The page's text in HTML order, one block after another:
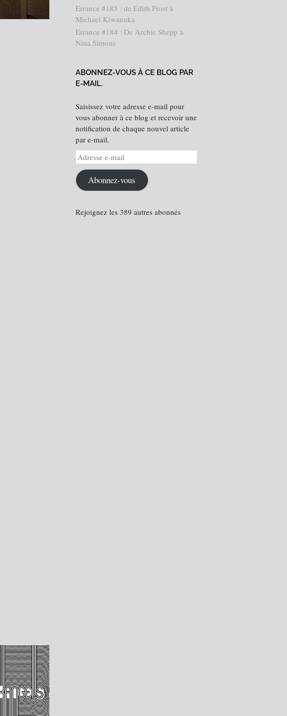
Errance #185 : de Edith Frost à
Michael Kiwanuka
Errance #184 : De Archie Shepp à
Nina Simone
ABONNEZ-VOUS À CE BLOG PAR
E-MAIL.
Saisissez votre adresse e-mail pour
vous abonner à ce blog et recevoir une
notification de chaque nouvel article
par e-mail.
Adresse
e-
mail Abonnez-vous
Rejoignez les 389 autres abonnés